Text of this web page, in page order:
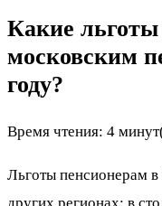
Какие
московским
году?
Время чтения: 4
Льготы пенсионерам